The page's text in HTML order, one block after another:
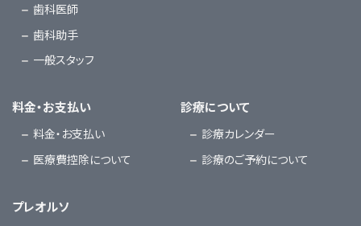
歯科医師
歯科助手
一般スタッフ
料金・お支払い
料金・お支払い
医療費控除について
診療について
診療カレンダー
診療のご予約について
プレオルソ